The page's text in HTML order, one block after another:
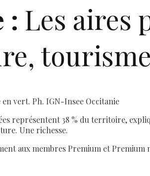
: Les aires
en vert. Ph. IGN-Insee Occitanie
représentent 38 % du territoire,
Une richesse.
aux membres Premium et Premium